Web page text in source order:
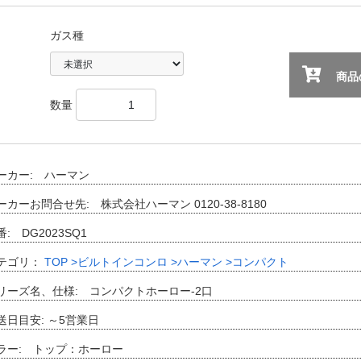
ガス種
数量
商品
カー: ハーマン
カーお問合せ先: 株式会社ハーマン 0120-38-8180
: DG2023SQ1
ゴリ： TOP >ビルトインコンロ >ハーマン >コンパクト
ーズ名、仕様: コンパクトホーロー-2口
日目安: ～5営業日
ー: トップ：ホーロー